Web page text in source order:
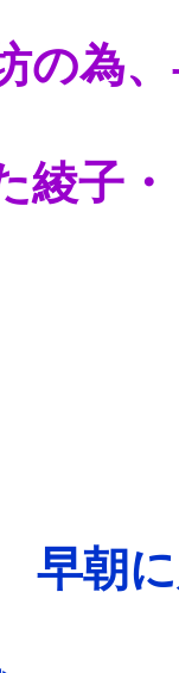
の為
綾子
早朝